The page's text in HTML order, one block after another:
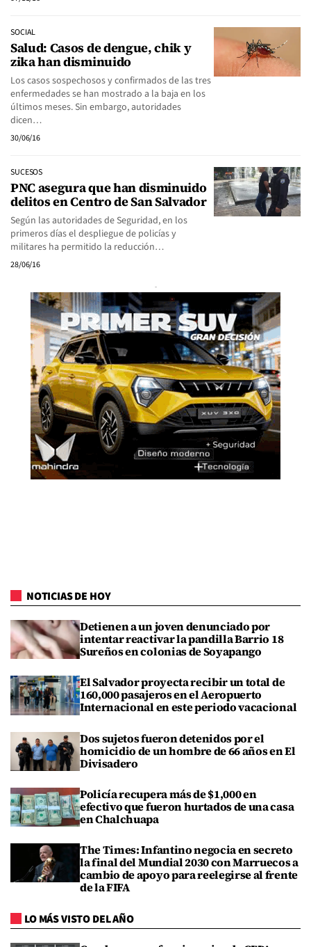
SOCIAL
Salud: Casos de dengue, chik y
zika han disminuido
Los casos sospechosos y confirmados de las tres
enfermedades se han mostrado a la baja en los
últimos meses. Sin embargo, autoridades
dicen…
30/06/16
SUCESOS
PNC asegura que han disminuido
delitos en Centro de San Salvador
Según las autoridades de Seguridad, en los
primeros días el despliegue de policías y
militares ha permitido la reducción…
28/06/16
NOTICIAS DE HOY
Detienen a un joven denunciado por
intentar reactivar la pandilla Barrio 18
Sureños en colonias de Soyapango
El Salvador proyecta recibir un total de
160,000 pasajeros en el Aeropuerto
Internacional en este periodo vacacional
Dos sujetos fueron detenidos por el
homicidio de un hombre de 66 años en El
Divisadero
Policía recupera más de $1,000 en
efectivo que fueron hurtados de una casa
en Chalchuapa
The Times: Infantino negocia en secreto
la final del Mundial 2030 con Marruecos a
cambio de apoyo para reelegirse al frente
de la FIFA
LO MÁS VISTO DEL AÑO